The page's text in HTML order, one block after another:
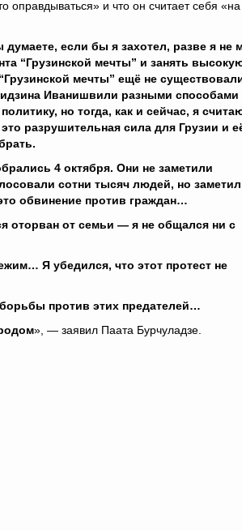
оправдываться» и что он считает себя «на
если бы я захотел, разве я не
“Грузинской мечты” и занять
мечты” ещё не
Иванишвили разными способами
но тогда, как и сейчас, я
разрушительная сила для Грузии и
4 октября. Они не заметили
сотни тысяч людей, но
обвинение против граждан…
оторван от семьи — я не общался ни с
Я убедился, что этот протест не
против этих предателей…
», — заявил Паата Бурчуладзе.